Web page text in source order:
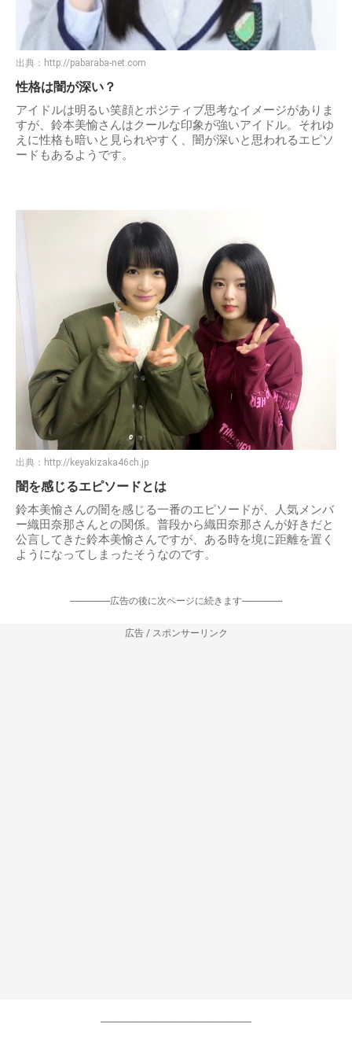
出典： http://pabaraba-net.com
性格は闇が深い？
アイドルは明るい笑顔とポジティブ思考なイメージがありま
すが、鈴本美愉さんはクールな印象が強いアイドル。それゆ
えに性格も暗いと見られやすく、闇が深いと思われるエピソ
ードもあるようです。
出典： http://keyakizaka46ch.jp
闇を感じるエピソードとは
鈴本美愉さんの闇を感じる一番のエピソードが、人気メンバ
ー織田奈那さんとの関係。普段から織田奈那さんが好きだと
公言してきた鈴本美愉さんですが、ある時を境に距離を置く
ようになってしまったそうなのです。
-----------------広告の後に次ページに続きます-----------------
広告 / スポンサーリンク
----------------------------------------------------------------